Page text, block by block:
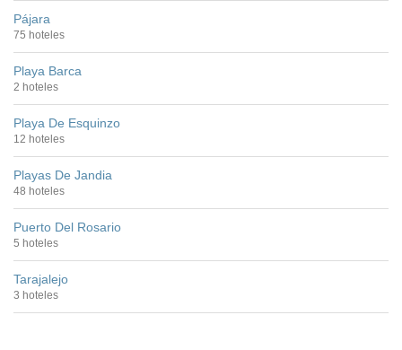
Pájara
75 hoteles
Playa Barca
2 hoteles
Playa De Esquinzo
12 hoteles
Playas De Jandia
48 hoteles
Puerto Del Rosario
5 hoteles
Tarajalejo
3 hoteles